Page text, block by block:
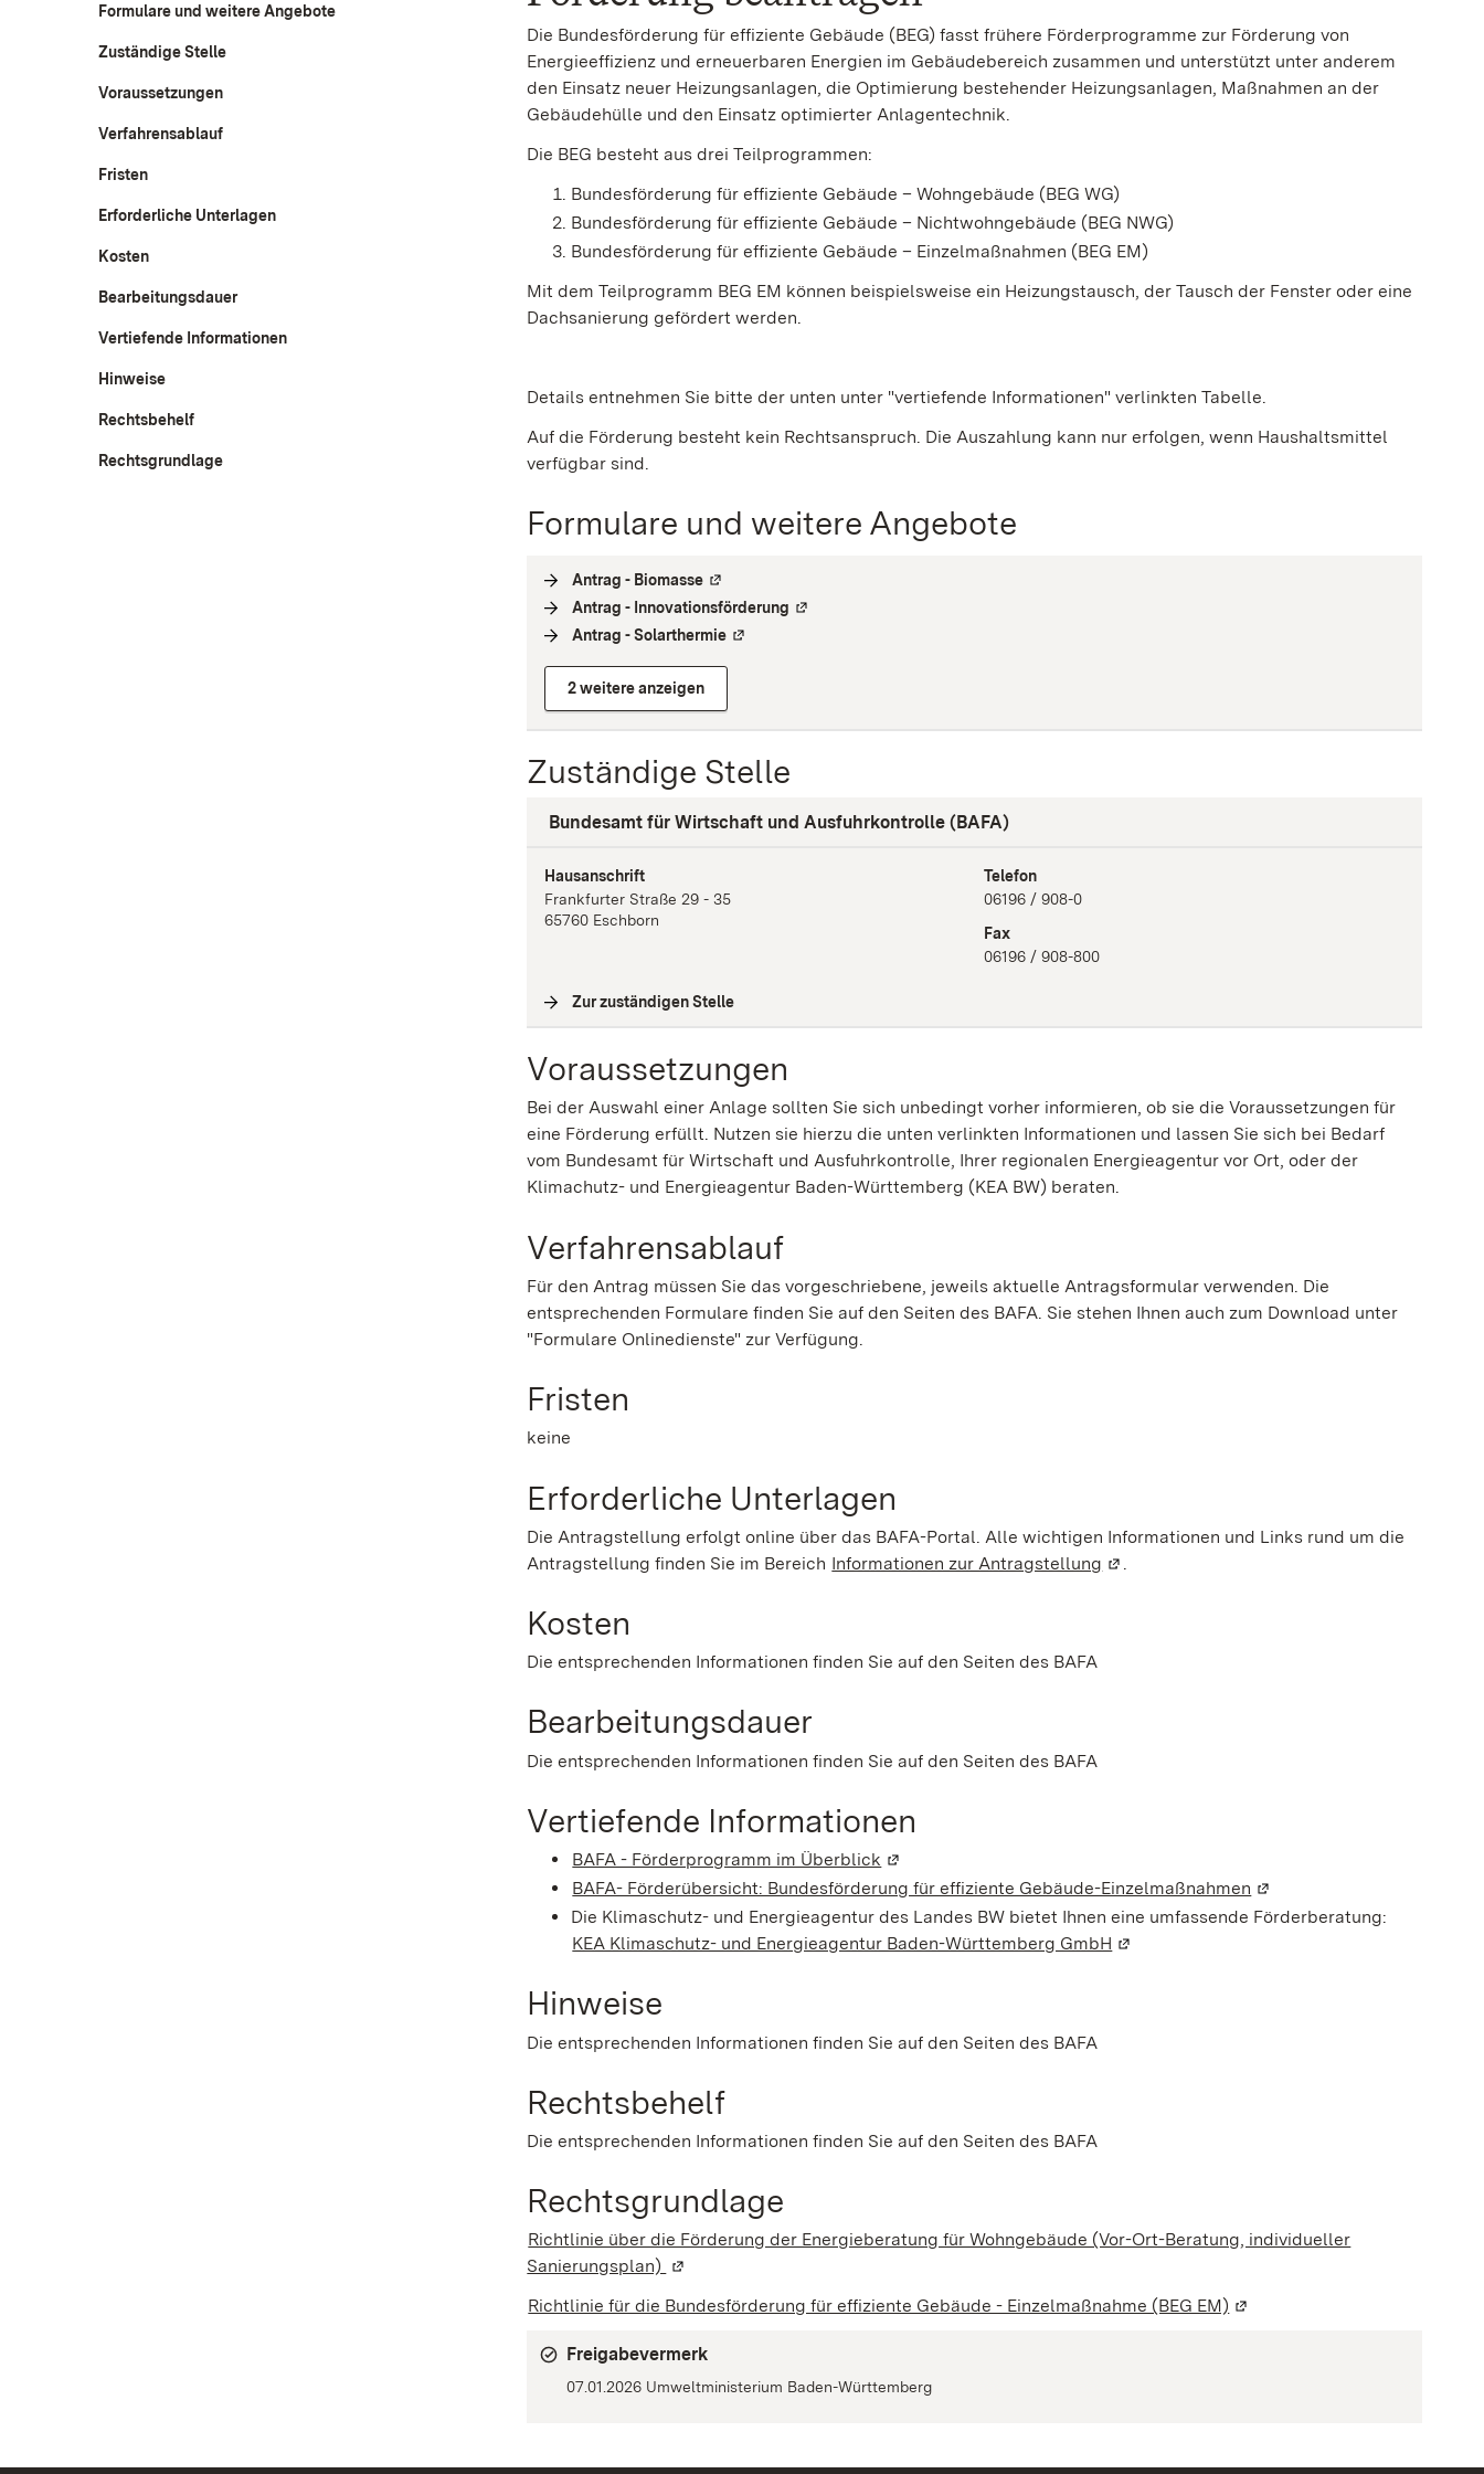
Formulare und weitere Angebote
Zuständige Stelle
Voraussetzungen
Verfahrensablauf
Fristen
Erforderliche Unterlagen
Kosten
Bearbeitungsdauer
Vertiefende Informationen
Hinweise
Rechtsbehelf
Rechtsgrundlage
Die Bundesförderung für effiziente Gebäude (BEG) fasst frühere Förderprogramme zur Förderung von
Energieeffizienz und erneuerbaren Energien im Gebäudebereich zusammen und unterstützt unter anderem
den Einsatz neuer Heizungsanlagen, die Optimierung bestehender Heizungsanlagen, Maßnahmen an der
Gebäudehülle und den Einsatz optimierter Anlagentechnik.
Die BEG besteht aus drei Teilprogrammen:
Bundesförderung für effiziente Gebäude – Wohngebäude (BEG WG)
Bundesförderung für effiziente Gebäude – Nichtwohngebäude (BEG NWG)
Bundesförderung für effiziente Gebäude – Einzelmaßnahmen (BEG EM)
Mit dem Teilprogramm BEG EM können beispielsweise ein Heizungstausch, der Tausch der Fenster oder eine
Dachsanierung gefördert werden.
Details entnehmen Sie bitte der unten unter "vertiefende Informationen" verlinkten Tabelle.
Auf die Förderung besteht kein Rechtsanspruch. Die Auszahlung kann nur erfolgen, wenn Haushaltsmittel
verfügbar sind.
Formulare und weitere Angebote
Antrag - Biomasse Externe Verlinkung
Antrag - Innovationsförderung Externe Verlinkung
Antrag - Solarthermie Externe Verlinkung
2 weitere anzeigen
Zuständige Stelle
Bundesamt für Wirtschaft und Ausfuhrkontrolle (BAFA)
Hausanschrift
Frankfurter Straße 29 - 35
65760 Eschborn
Telefon
06196 / 908-0
Fax
06196 / 908-800
Zur zuständigen Stelle
Voraussetzungen
Bei der Auswahl einer Anlage sollten Sie sich unbedingt vorher informieren, ob sie die Voraussetzungen für
eine Förderung erfüllt. Nutzen sie hierzu die unten verlinkten Informationen und lassen Sie sich bei Bedarf
vom Bundesamt für Wirtschaft und Ausfuhrkontrolle, Ihrer regionalen Energieagentur vor Ort, oder der
Klimachutz- und Energieagentur Baden-Württemberg (KEA BW) beraten.
Verfahrensablauf
Für den Antrag müssen Sie das vorgeschriebene, jeweils aktuelle Antragsformular verwenden. Die
entsprechenden Formulare finden Sie auf den Seiten des BAFA. Sie stehen Ihnen auch zum Download unter
"Formulare Onlinedienste" zur Verfügung.
Fristen
keine
Erforderliche Unterlagen
Die Antragstellung erfolgt online über das BAFA-Portal. Alle wichtigen Informationen und Links rund um die
Antragstellung finden Sie im Bereich Informationen zur Antragstellung (Wird in einem neuen Fenster geöffnet)
Kosten
Die entsprechenden Informationen finden Sie auf den Seiten des BAFA
Bearbeitungsdauer
Die entsprechenden Informationen finden Sie auf den Seiten des BAFA
Vertiefende Informationen
BAFA - Förderprogramm im Überblick (Wird in einem neuen Fenster geöffnet)
BAFA- Förderübersicht: Bundesförderung für effiziente Gebäude-Einzelmaßnahmen (Wird in einem neuen
Die Klimaschutz- und Energieagentur des Landes BW bietet Ihnen eine umfassende Förderberatung:
KEA Klimaschutz- und Energieagentur Baden-Württemberg GmbH (Wird in einem neuen Fenster geöffnet)
Hinweise
Die entsprechenden Informationen finden Sie auf den Seiten des BAFA
Rechtsbehelf
Die entsprechenden Informationen finden Sie auf den Seiten des BAFA
Rechtsgrundlage
Richtlinie über die Förderung der Energieberatung für Wohngebäude (Vor-Ort-Beratung, individueller
Sanierungsplan) (Wird in einem neuen Fenster geöffnet)
Richtlinie für die Bundesförderung für effiziente Gebäude - Einzelmaßnahme (BEG EM) (Wird in einem neuen Fenster
Freigabevermerk
07.01.2026 Umweltministerium Baden-Württemberg